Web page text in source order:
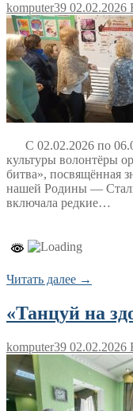
komputer39 02.02.2026
С 02.02.2026 по
культуры волонтёры
битва», посвящённая
нашей Родины —
включала редкие…
Читать далее →
«Танцуй на
komputer39 02.02.2026